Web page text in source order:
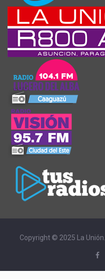
Copyright © 2025 La